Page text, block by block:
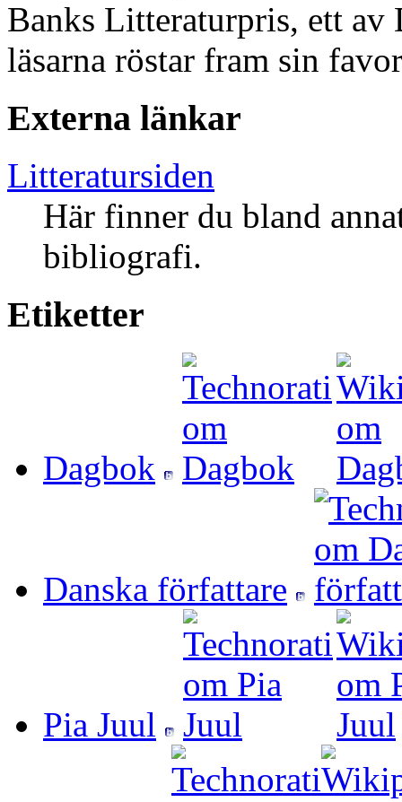
Banks Litteraturpris, ett av
läsarna röstar fram sin
Externa länkar
Litteratursiden
Här finner du bland
bibliografi.
Etiketter
Dagbok
Danska författare
Pia Juul